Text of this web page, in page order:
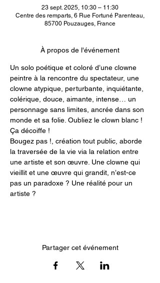
23 sept. 2025, 10:30 – 11:30
Centre des remparts, 6 Rue Fortuné Parenteau,
85700 Pouzauges, France
À propos de l'événement
Un solo poétique et coloré d’une clowne
peintre à la rencontre du spectateur, une
clowne atypique, perturbante, inquiétante,
colérique, douce, aimante, intense… un
personnage sans limites, ancrée dans son
monde et sa folie. Oubliez le clown blanc !
Ça décoiffe !
Bougez pas !, création tout public, aborde
la traversée de la vie via la relation entre
une artiste et son œuvre. Une clowne qui
vieillit et une œuvre qui grandit, n’est-ce
pas un paradoxe ? Une réalité pour un
artiste ?
Partager cet événement